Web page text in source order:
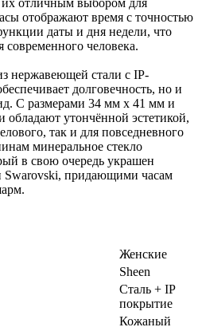
отображают время с точностью
даты и дня недели, что
человека.
нержавеющей стали с IP-
долговечность, но и
С размерами 34 мм х 41 мм и
утончённой эстетикой,
так и для повседневного
минеральное стекло
в свою очередь украшен
Swarovski, придающими часам
Женские
Sheen
Сталь + IP
покрытие
Кожаный